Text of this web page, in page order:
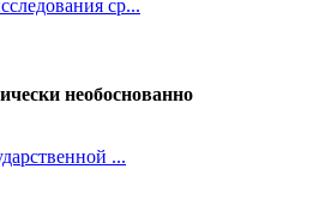
ср...
необоснованно
...